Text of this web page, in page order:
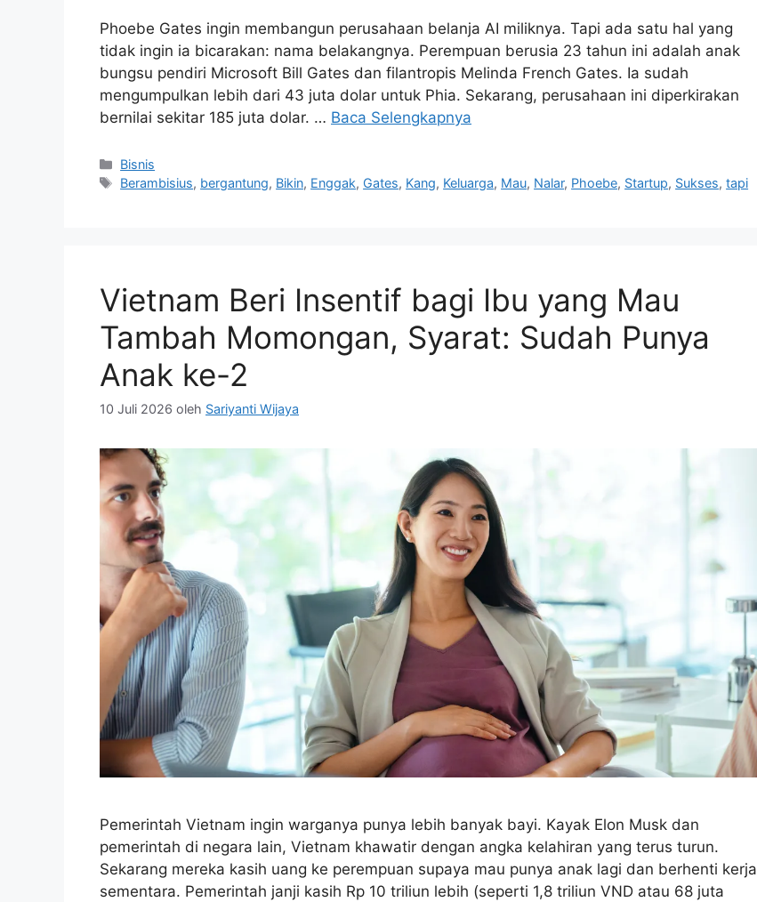
Phoebe Gates ingin membangun perusahaan belanja AI miliknya. Tapi ada satu hal yang
tidak ingin ia bicarakan: nama belakangnya. Perempuan berusia 23 tahun ini adalah anak
bungsu pendiri Microsoft Bill Gates dan filantropis Melinda French Gates. Ia sudah
mengumpulkan lebih dari 43 juta dolar untuk Phia. Sekarang, perusahaan ini diperkirakan
bernilai sekitar 185 juta dolar. … Baca Selengkapnya
Kategori
Bisnis
Tag
Berambisius, bergantung, Bikin, Enggak, Gates, Kang, Keluarga, Mau, Nalar, Phoebe, Startup, Sukses,tapi
Vietnam Beri Insentif bagi Ibu yang Mau
Tambah Momongan, Syarat: Sudah Punya
Anak ke-2
10 Juli 2026 oleh Sariyanti Wijaya
Pemerintah Vietnam ingin warganya punya lebih banyak bayi. Kayak Elon Musk dan
pemerintah di negara lain, Vietnam khawatir dengan angka kelahiran yang terus turun.
Sekarang mereka kasih uang ke perempuan supaya mau punya anak lagi dan berhenti kerja
sementara. Pemerintah janji kasih Rp 10 triliun lebih (seperti 1,8 triliun VND atau 68 juta